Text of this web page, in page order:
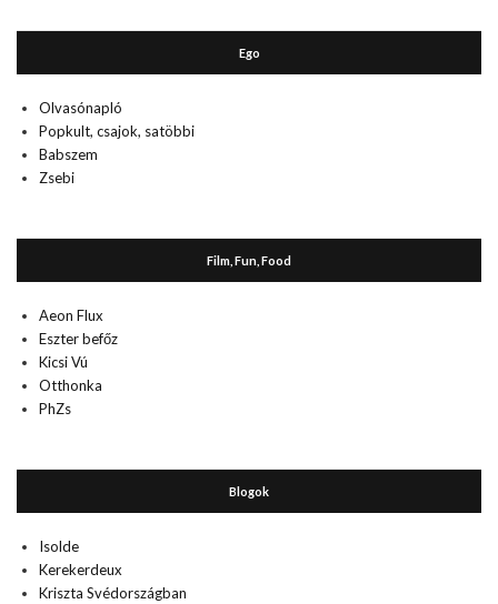
Ego
Olvasónapló
Popkult, csajok, satöbbi
Babszem
Zsebi
Film, Fun, Food
Aeon Flux
Eszter befőz
Kicsi Vú
Otthonka
PhZs
Blogok
Isolde
Kerekerdeux
Kriszta Svédországban